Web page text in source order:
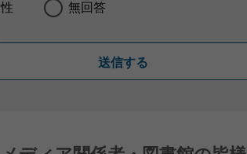
無回答
送信する